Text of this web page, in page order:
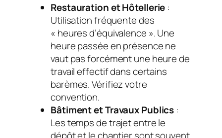
Restauration et Hôtellerie :
Utilisation fréquente des
« heures d’équivalence ». Une
heure passée en présence ne
vaut pas forcément une heure de
travail effectif dans certains
barèmes. Vérifiez votre
convention.
Bâtiment et Travaux Publics :
Les temps de trajet entre le